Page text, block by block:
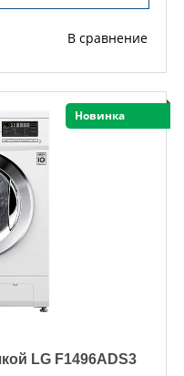
В сравнение
Новинка
LG F1496ADS3